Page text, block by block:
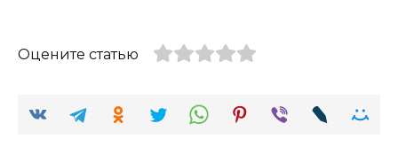
Оцените статью